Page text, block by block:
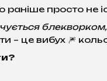
просто не
– це вибух 🎆